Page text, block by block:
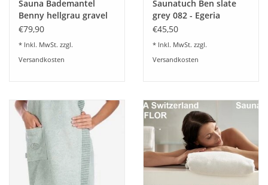
Sauna Bademantel
Benny hellgrau gravel
21
€79,90
* Inkl. MwSt. zzgl.
Versandkosten
Saunatuch Ben slate
grey 082 - Egeria
€45,50
* Inkl. MwSt. zzgl.
Versandkosten